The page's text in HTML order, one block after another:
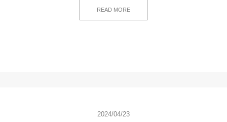
READ MORE
2024/04/23